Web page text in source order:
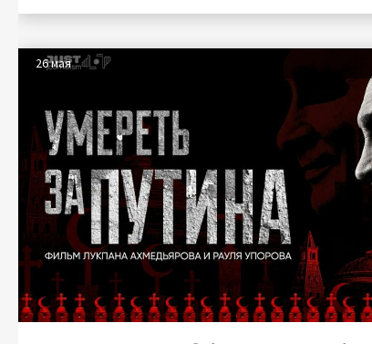
26 мая